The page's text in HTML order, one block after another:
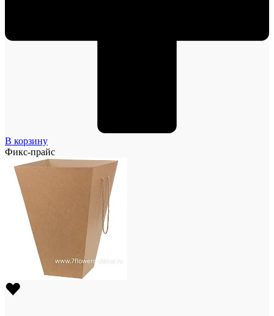
В корзину
Фикс-прайс